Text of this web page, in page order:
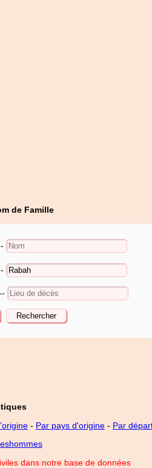
de Famille
-
-
- Par pays d'origine - Par
dans notre base de données